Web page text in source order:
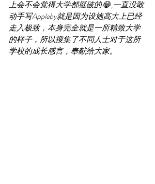
上会不会觉得大学都挺破的😂,一直没敢
动手写Appleby就是因为设施高大上已经
走入极致，本身完全就是一所精致大学
的样子，所以搜集了不同人士对于这所
学校的成长感言，奉献给大家。